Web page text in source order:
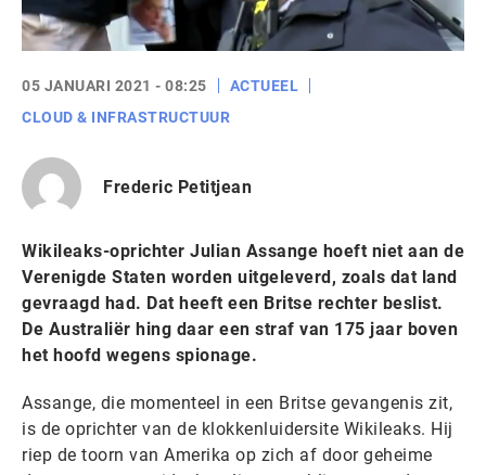
05 JANUARI 2021 - 08:25
ACTUEEL
CLOUD & INFRASTRUCTUUR
Frederic Petitjean
Wikileaks-oprichter Julian Assange hoeft niet aan de
Verenigde Staten worden uitgeleverd, zoals dat land
gevraagd had. Dat heeft een Britse rechter beslist.
De Australiër hing daar een straf van 175 jaar boven
het hoofd wegens spionage.
Assange, die momenteel in een Britse gevangenis zit,
is de oprichter van de klokkenluidersite Wikileaks. Hij
riep de toorn van Amerika op zich af door geheime